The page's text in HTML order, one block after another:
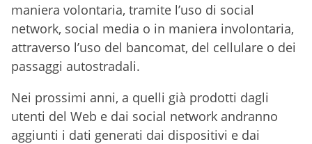
maniera volontaria, tramite l’uso di social
network, social media o in maniera involontaria,
attraverso l’uso del bancomat, del cellulare o dei
passaggi autostradali.
Nei prossimi anni, a quelli già prodotti dagli
utenti del Web e dai social network andranno
aggiunti i dati generati dai dispositivi e dai